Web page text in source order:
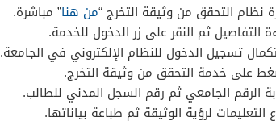
نظام التحقق من وثيقة التخرج “من هنا” مباشرة.
التفاصيل ثم النقر على زر الدخول للخدمة.
تسجيل الدخول للنظام الإلكتروني في الجامعة.
على خدمة التحقق من وثيقة التخرج.
الرقم الجامعي ثم رقم السجل المدني للطالب.
التعليمات لرؤية الوثيقة ثم طباعة بياناتها.